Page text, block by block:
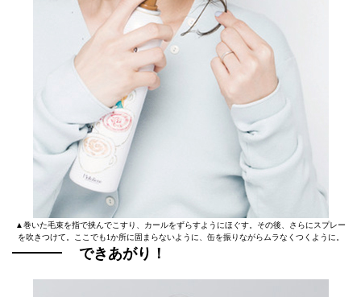
▲巻いた毛束を指で挟んでこすり、カールをずらすようにほぐす。その後、さらにスプレー
を吹きつけて。ここでも1か所に固まらないように、缶を振りながらムラなくつくように。
できあがり！